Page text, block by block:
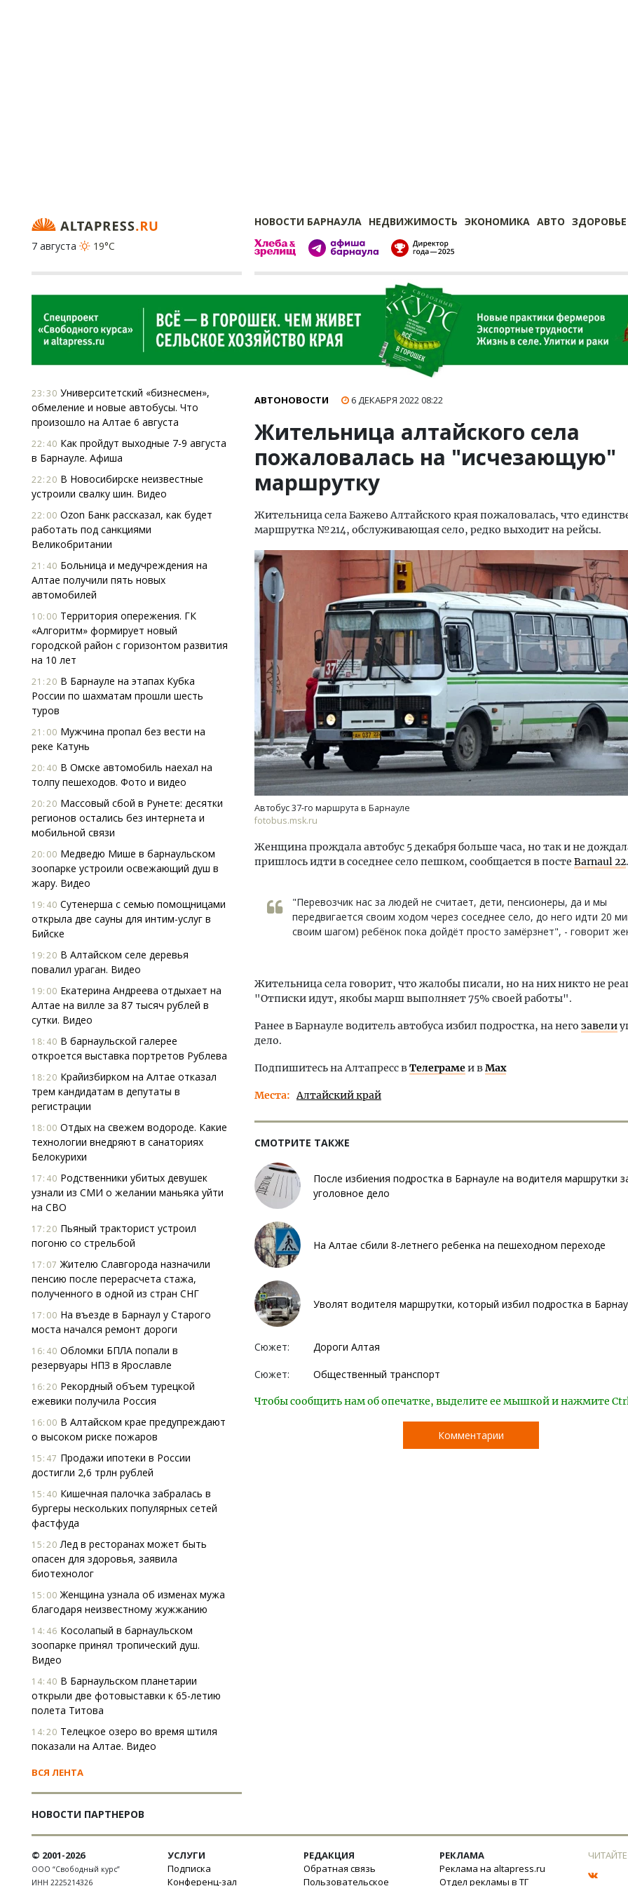
НОВОСТИ БАРНАУЛА НЕДВИЖИМОСТЬ ЭКОНОМИКА АВТО ЗДОРОВЬЕ
7 августа
19°C
23:30 Университетский «бизнесмен»,
обмеление и новые автобусы. Что
произошло на Алтае 6 августа
22:40 Как пройдут выходные 7-9 августа
в Барнауле. Афиша
22:20 В Новосибирске неизвестные
устроили свалку шин. Видео
22:00 Ozon Банк рассказал, как будет
работать под санкциями
Великобритании
21:40 Больница и медучреждения на
Алтае получили пять новых
автомобилей
10:00 Территория опережения. ГК
«Алгоритм» формирует новый
городской район с горизонтом развития
на 10 лет
21:20 В Барнауле на этапах Кубка
России по шахматам прошли шесть
туров
21:00 Мужчина пропал без вести на
реке Катунь
20:40 В Омске автомобиль наехал на
толпу пешеходов. Фото и видео
20:20 Массовый сбой в Рунете: десятки
регионов остались без интернета и
мобильной связи
20:00 Медведю Мише в барнаульском
зоопарке устроили освежающий душ в
жару. Видео
19:40 Сутенерша с семью помощницами
открыла две сауны для интим-услуг в
Бийске
19:20 В Алтайском селе деревья
повалил ураган. Видео
19:00 Екатерина Андреева отдыхает на
Алтае на вилле за 87 тысяч рублей в
сутки. Видео
18:40 В барнаульской галерее
откроется выставка портретов Рублева
18:20 Крайизбирком на Алтае отказал
трем кандидатам в депутаты в
регистрации
18:00 Отдых на свежем водороде. Какие
технологии внедряют в санаториях
Белокурихи
17:40 Родственники убитых девушек
узнали из СМИ о желании маньяка уйти
на СВО
17:20 Пьяный тракторист устроил
погоню со стрельбой
17:07 Жителю Славгорода назначили
пенсию после перерасчета стажа,
полученного в одной из стран СНГ
17:00 На въезде в Барнаул у Старого
моста начался ремонт дороги
16:40 Обломки БПЛА попали в
резервуары НПЗ в Ярославле
16:20 Рекордный объем турецкой
ежевики получила Россия
16:00 В Алтайском крае предупреждают
о высоком риске пожаров
15:47 Продажи ипотеки в России
достигли 2,6 трлн рублей
15:40 Кишечная палочка забралась в
бургеры нескольких популярных сетей
фастфуда
15:20 Лед в ресторанах может быть
опасен для здоровья, заявила
биотехнолог
15:00 Женщина узнала об изменах мужа
благодаря неизвестному жужжанию
14:46 Косолапый в барнаульском
зоопарке принял тропический душ.
Видео
14:40 В Барнаульском планетарии
открыли две фотовыставки к 65-летию
полета Титова
14:20 Телецкое озеро во время штиля
показали на Алтае. Видео
ВСЯ ЛЕНТА
НОВОСТИ ПАРТНЕРОВ
АВТОНОВОСТИ 6 ДЕКАБРЯ 202208:22
Жительница алтайского села
пожаловалась на "исчезающую"
маршрутку
Жительница села Бажево Алтайского края пожаловалась, что
маршрутка №214, обслуживающая село, редко выходит на рейсы.
Автобус 37-го маршрута в Барнауле
fotobus.msk.ru
Женщина прождала автобус 5 декабря больше часа, но так и не
пришлось идти в соседнее село пешком, сообщается в посте Barnaul 22.
"Перевозчик нас за людей не считает, дети, пенсионеры, да и мы
передвигается своим ходом через соседнее село, до него идти 20
своим шагом) ребёнок пока дойдёт просто замёрзнет", - говорит
Жительница села говорит, что жалобы писали, но на них никто не
"Отписки идут, якобы марш выполняет 75% своей работы".
Ранее в Барнауле водитель автобуса избил подростка, на него завели
дело.
Подпишитесь на Алтапресс вТелеграмеи вMax
Места Алтайский край
СМОТРИТЕ ТАКЖЕ
После избиения подростка в Барнауле на водителя маршрутки
уголовное дело
На Алтае сбили 8-летнего ребенка на пешеходном переходе
Уволят водителя маршрутки, который избил подростка в
Сюжет: Дороги Алтая
Сюжет: Общественный транспорт
Чтобы сообщить нам об опечатке, выделите ее мышкой и нажмите
Комментарии
Двухуровневые номера и вид на горы.
Каким будет новый бутик-отель
«Белкур» в Белокурихе
ДОМА И КВАРТИРЫ
Архитектурный код
земли. Мощение
плитами становится
стандартом
© 2001-2026
ООО “Свободный курс”
ИНН 2225214326
УСЛУГИ
Подписка
Конференц-зал
РЕДАКЦИЯ
Обратная связь
Пользовательское
РЕКЛАМА
Реклама на altapress.ru
Отдел рекламы в ТГ